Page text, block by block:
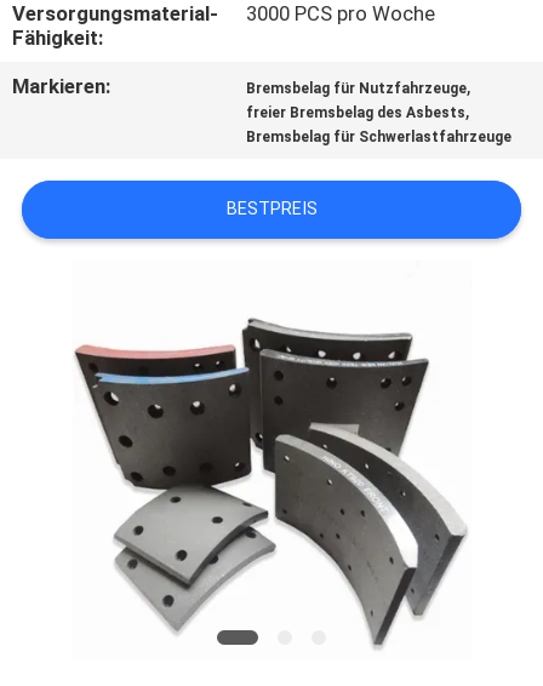
IN
VERBINDUNG
SIE EIN
ZITAT
PRIVACY
POLICY
Versorgungsmaterial-
Fähigkeit:
3000 PCS pro Woche
Markieren: Bremsbelag für Nutzfahrzeuge,
freier Bremsbelag des Asbests,
Bremsbelag für Schwerlastfahrzeuge
BESTPREIS